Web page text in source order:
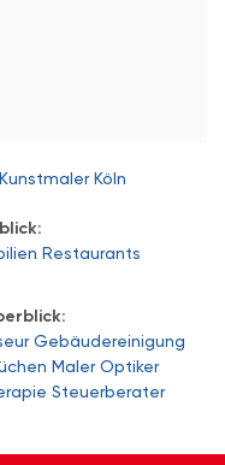
Kunstmaler Köln
Restaurants
Gebäudereinigung
Maler Optiker
Steuerberater